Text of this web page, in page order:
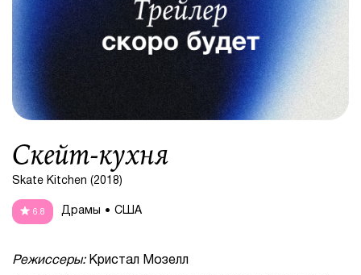
Скейт-кухня
Skate Kitchen (2018)
6.8 Драмы США
Режиссеры:Кристал Мозелл